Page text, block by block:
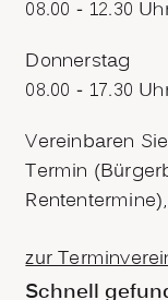
08.00 - 12.30
Donnerstag
08.00 - 17.30
Vereinbaren
Termin
zur
Schnell